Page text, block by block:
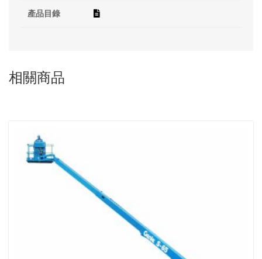
產品目錄
相關商品